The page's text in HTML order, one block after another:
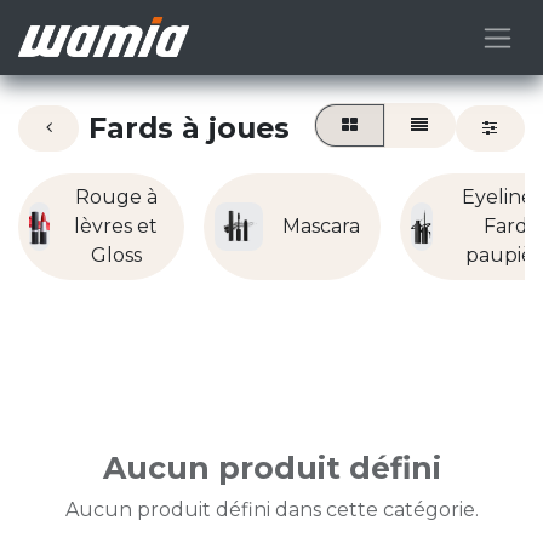
Fards à joues
Rouge à
lèvres et
Gloss
Mascara
Fard
Aucun produit défini
Aucun produit défini dans cette catégorie.